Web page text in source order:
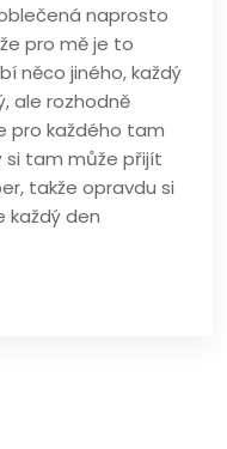
naprosto
pro mě je to
něco jiného, každý
ale rozhodně
pro každého tam
si tam může přijít
takže opravdu si
každý den